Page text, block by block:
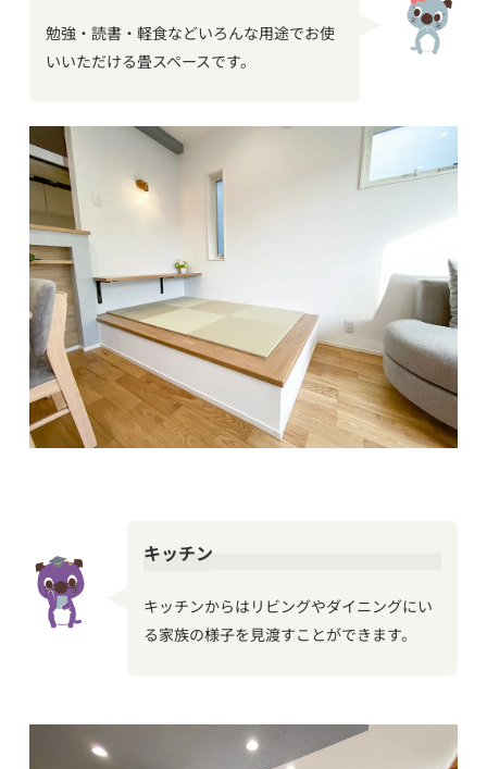
勉強・読書・軽食などいろんな用途でお使
いいただける畳スペースです。
キッチン
キッチンからはリビングやダイニングにい
る家族の様子を見渡すことができます。